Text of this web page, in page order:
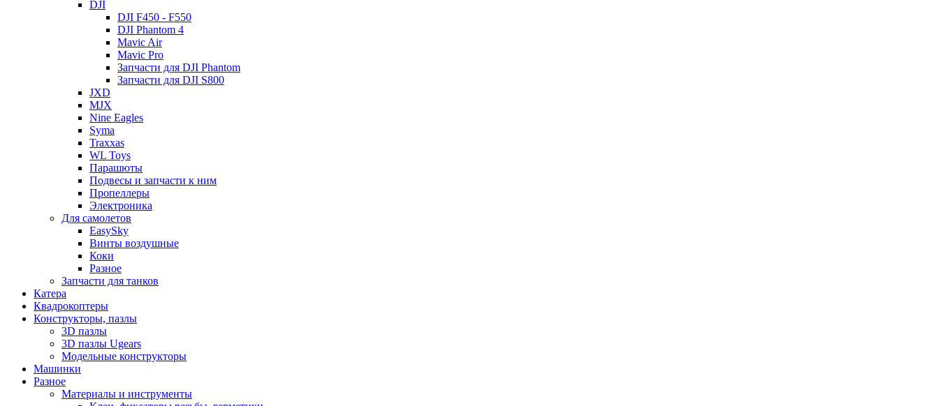
DJI
DJI F450 - F550
DJI Phantom 4
Mavic Air
Mavic Pro
Запчасти для DJI Phantom
Запчасти для DJI S800
JXD
MJX
Nine Eagles
Syma
Traxxas
WL Toys
Парашюты
Подвесы и запчасти к ним
Пропеллеры
Электроника
Для самолетов
EasySky
Винты воздушные
Коки
Разное
Запчасти для танков
Катера
Квадрокоптеры
Конструкторы, пазлы
3D пазлы
3D пазлы Ugears
Модельные конструкторы
Машинки
Разное
Материалы и инструменты